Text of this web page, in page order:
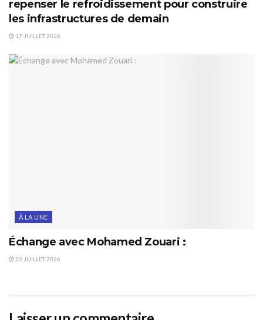
repenser le refroidissement pour construire
les infrastructures de demain
17 JUILLET 2026
À LA UNE
Échange avec Mohamed Zouari :
20 JUILLET 2026